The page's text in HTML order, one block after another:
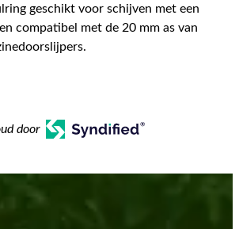
geschikt voor schijven met een
compatibel met de 20 mm as van
door